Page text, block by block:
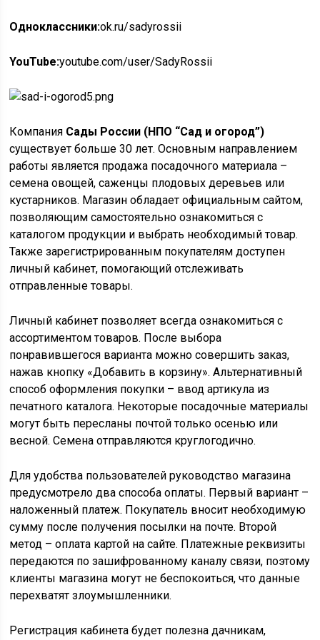
Одноклассники:ok.ru/sadyrossii
YouTube:youtube.com/user/SadyRossii
Компания Сады России (НПО “Сад и огород”)
существует больше 30 лет. Основным направлением
работы является продажа посадочного материала –
семена овощей, саженцы плодовых деревьев или
кустарников. Магазин обладает официальным сайтом,
позволяющим самостоятельно ознакомиться с
каталогом продукции и выбрать необходимый товар.
Также зарегистрированным покупателям доступен
личный кабинет, помогающий отслеживать
отправленные товары.
Личный кабинет позволяет всегда ознакомиться с
ассортиментом товаров. После выбора
понравившегося варианта можно совершить заказ,
нажав кнопку «Добавить в корзину». Альтернативный
способ оформления покупки – ввод артикула из
печатного каталога. Некоторые посадочные материалы
могут быть пересланы почтой только осенью или
весной. Семена отправляются круглогодично.
Для удобства пользователей руководство магазина
предусмотрело два способа оплаты. Первый вариант –
наложенный платеж. Покупатель вносит необходимую
сумму после получения посылки на почте. Второй
метод – оплата картой на сайте. Платежные реквизиты
передаются по зашифрованному каналу связи, поэтому
клиенты магазина могут не беспокоиться, что данные
перехватят злоумышленники.
Регистрация кабинета будет полезна дачникам,